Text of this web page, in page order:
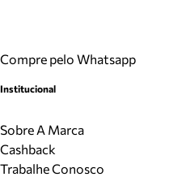
Compre pelo Whatsapp
Institucional
Sobre A Marca
Cashback
Trabalhe Conosco